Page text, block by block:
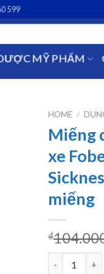
599
MỸ PHẨM
HOME /
Miếng
xe
miếng
₫